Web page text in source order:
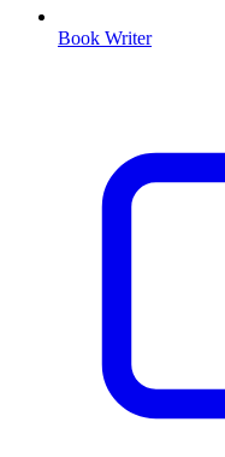
Book Writer